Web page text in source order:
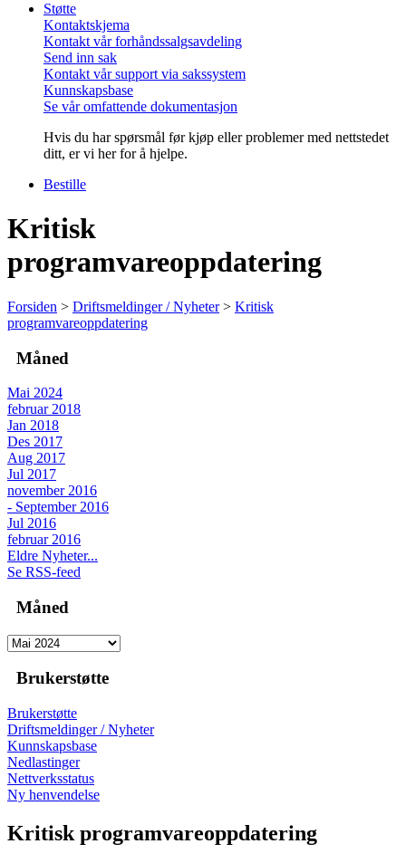
Støtte
Kontaktskjema
Kontakt vår forhåndssalgsavdeling
Send inn sak
Kontakt vår support via sakssystem
Kunnskapsbase
Se vår omfattende dokumentasjon
Hvis du har spørsmål før kjøp eller problemer med nettstedet
ditt, er vi her for å hjelpe.
Bestille
Kritisk
programvareoppdatering
Forsiden > Driftsmeldinger / Nyheter> Kritisk
programvareoppdatering
Måned
Mai 2024
februar 2018
Jan 2018
Des 2017
Aug 2017
Jul 2017
november 2016
- September 2016
Jul 2016
februar 2016
Eldre Nyheter...
Se RSS-feed
Måned
Brukerstøtte
Brukerstøtte
Driftsmeldinger / Nyheter
Kunnskapsbase
Nedlastinger
Nettverksstatus
Ny henvendelse
Kritisk programvareoppdatering